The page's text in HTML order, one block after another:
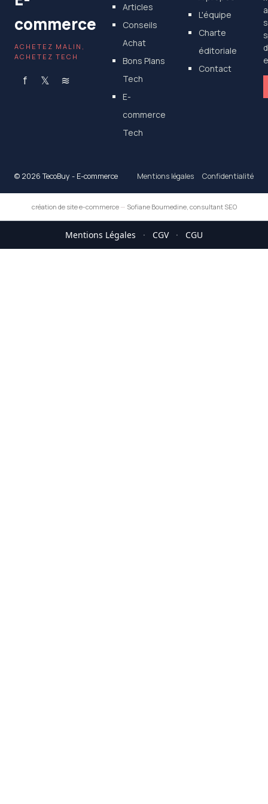
commerce
ACHETEZ MALIN,
ACHETEZ TECH
f 𝕏 ≋
Articles
Conseils
Achat
Bons Plans
Tech
E-
commerce
Tech
L'équipe
Charte
éditoriale
Contact
© 2026 TecoBuy - E-commerce Mentions légales Confidentialité
création de site e-commerce— Sofiane Boumedine, consultant SEO
Mentions Légales · CGV · CGU